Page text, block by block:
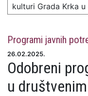
kulturi Grada Krka
Programi javnih
26.02.2025.
Odobreni
u